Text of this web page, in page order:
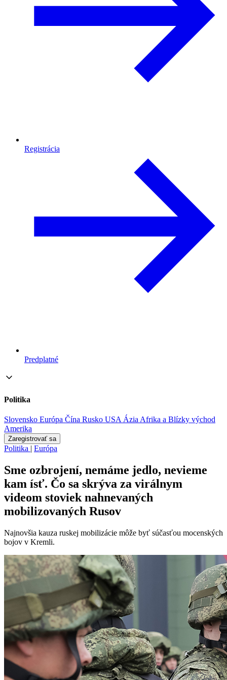
Registrácia
Predplatné
Politika
Slovensko Európa Čína Rusko USA ÁziaAfrika a Blízky východ
Amerika
Zaregistrovať sa
Politika | Európa
Sme ozbrojení, nemáme jedlo, nevieme
kam ísť. Čo sa skrýva za virálnym
videom stoviek nahnevaných
mobilizovaných Rusov
Najnovšia kauza ruskej mobilizácie môže byť súčasťou mocenských
bojov v Kremli.